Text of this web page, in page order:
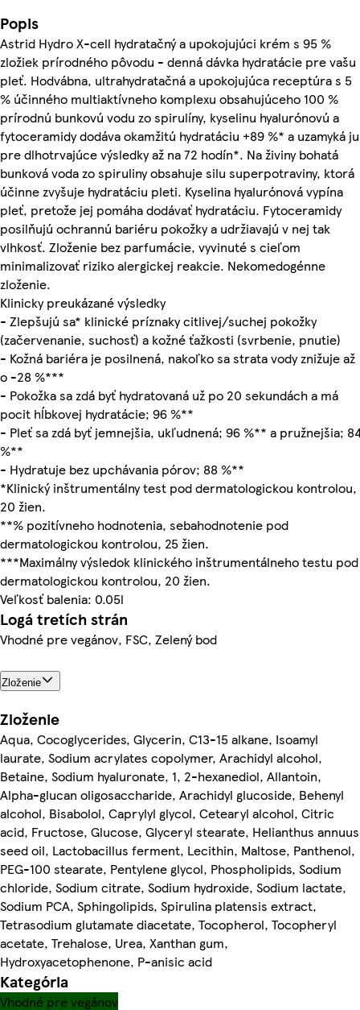
Popis
Astrid Hydro X-cell hydratačný a upokojujúci krém s 95 %
zložiek prírodného pôvodu - denná dávka hydratácie pre vašu
pleť. Hodvábna, ultrahydratačná a upokojujúca receptúra s 5
% účinného multiaktívneho komplexu obsahujúceho 100 %
prírodnú bunkovú vodu zo spirulíny, kyselinu hyalurónovú a
fytoceramidy dodáva okamžitú hydratáciu +89 %* a uzamyká ju
pre dlhotrvajúce výsledky až na 72 hodín*. Na živiny bohatá
bunková voda zo spiruliny obsahuje silu superpotraviny, ktorá
účinne zvyšuje hydratáciu pleti. Kyselina hyalurónová vypína
pleť, pretože jej pomáha dodávať hydratáciu. Fytoceramidy
posilňujú ochrannú bariéru pokožky a udržiavajú v nej tak
vlhkosť. Zloženie bez parfumácie, vyvinuté s cieľom
minimalizovať riziko alergickej reakcie. Nekomedogénne
zloženie.
Klinicky preukázané výsledky
- Zlepšujú sa* klinické príznaky citlivej/suchej pokožky
(začervenanie, suchosť) a kožné ťažkosti (svrbenie, pnutie)
- Kožná bariéra je posilnená, nakoľko sa strata vody znižuje až
o -28 %***
- Pokožka sa zdá byť hydratovaná už po 20 sekundách a má
pocit hĺbkovej hydratácie; 96 %**
- Pleť sa zdá byť jemnejšia, ukľudnená; 96 %** a pružnejšia;
%**
- Hydratuje bez upchávania pórov; 88 %**
*Klinický inštrumentálny test pod dermatologickou kontrolou,
20 žien.
**% pozitívneho hodnotenia, sebahodnotenie pod
dermatologickou kontrolou, 25 žien.
***Maximálny výsledok klinického inštrumentálneho testu pod
dermatologickou kontrolou, 20 žien.
Veľkosť balenia: 0.05l
Logá tretích strán
Vhodné pre vegánov, FSC, Zelený bod
Zloženie
Zloženie
Aqua, Cocoglycerides, Glycerin, C13-15 alkane, Isoamyl
laurate, Sodium acrylates copolymer, Arachidyl alcohol,
Betaine, Sodium hyaluronate, 1, 2-hexanediol, Allantoin,
Alpha-glucan oligosaccharide, Arachidyl glucoside, Behenyl
alcohol, Bisabolol, Caprylyl glycol, Cetearyl alcohol, Citric
acid, Fructose, Glucose, Glyceryl stearate, Helianthus annuus
seed oil, Lactobacillus ferment, Lecithin, Maltose, Panthenol,
PEG-100 stearate, Pentylene glycol, Phospholipids, Sodium
chloride, Sodium citrate, Sodium hydroxide, Sodium lactate,
Sodium PCA, Sphingolipids, Spirulina platensis extract,
Tetrasodium glutamate diacetate, Tocopherol, Tocopheryl
acetate, Trehalose, Urea, Xanthan gum,
Hydroxyacetophenone, P-anisic acid
Kategória
Vhodné pre vegánov